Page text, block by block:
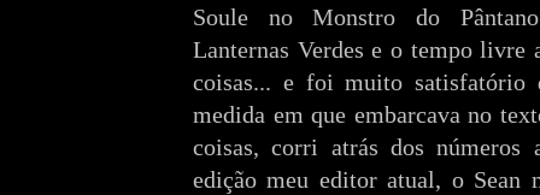
Soule no Monstro do
Lanternas Verdes e o tempo livre
coisas... e foi muito satisfatório
medida em que embarcava no
coisas, corri atrás dos números
edição meu editor atual, o Sean